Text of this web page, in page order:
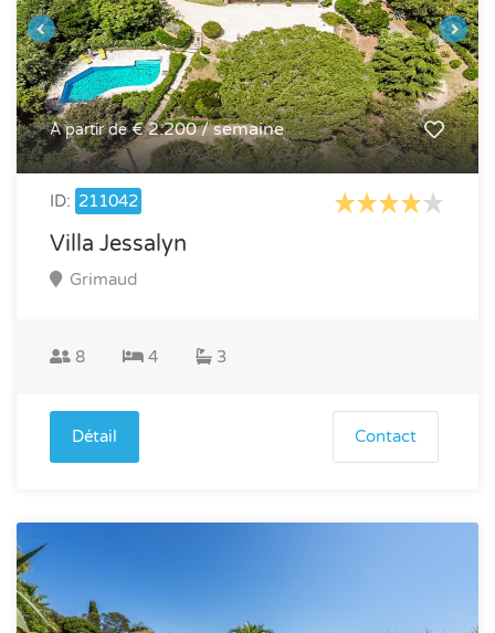
À partir de€ 2.200 / semaine
ID: 211042
Villa Jessalyn
Grimaud
8 4 3
Détail Contact